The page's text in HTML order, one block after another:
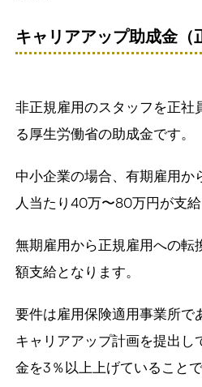
キャリアアップ助成金（
非正規雇用のスタッフを正社
る厚生労働省の助成金です。
中小企業の場合、有期雇用か
人当たり40万〜80万円が支
無期雇用から正規雇用への転
額支給となります。
要件は雇用保険適用事業所で
キャリアアップ計画を提出し
金を3％以上上げていること